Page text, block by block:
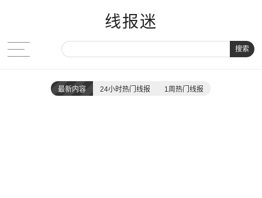
线报迷
搜索
最新内容 24小时热门线报 1周热门线报